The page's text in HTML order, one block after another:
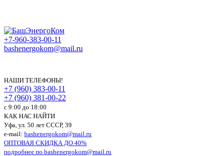
+7-960-383-00-11
bashenergokom@mail.ru
НАШИ ТЕЛЕФОНЫ!
+7 (960) 383-00-11
+7 (960) 381-00-22
c 9:00 до 18:00
КАК НАС НАЙТИ
Уфа, ул. 50 лет СССР, 39
e-mail: bashenergokom@mail.ru
ОПТОВАЯ СКИДКА ДО 40%
подробнее по bashenergokom@mail.ru